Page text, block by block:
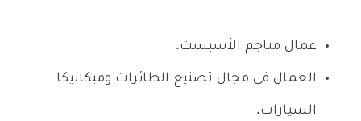
عمال مناجم الأسبست.
العمال في مجال تصنيع الطائرات وميكانيكا
السيارات.